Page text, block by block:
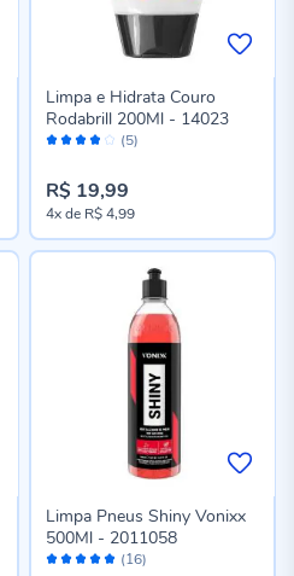
Avaliação: (5)
Limpa e Hidrata Couro
Rodabrill 200Ml - 14023
R$ 19,99
4xde R$ 4,99
Avaliação: (16)
Limpa Pneus Shiny Vonixx
500Ml - 2011058